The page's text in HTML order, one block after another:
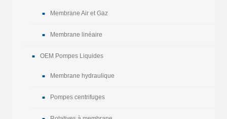
Membrane Air et Gaz
Membrane linéaire
OEM Pompes Liquides
Membrane hydraulique
Pompes centrifuges